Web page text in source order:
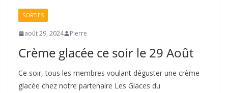
SORTIES
août 29, 2024 Pierre
Crème glacée ce soir le 29 Août
Ce soir, tous les membres voulant déguster une crème
glacée chez notre partenaire Les Glaces du